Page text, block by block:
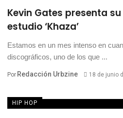
Kevin Gates presenta su
estudio ‘Khaza’
Estamos en un mes intenso en
discográficos, uno de los que ...
Por Redacción Urbzine 18 de junio
HIP HOP